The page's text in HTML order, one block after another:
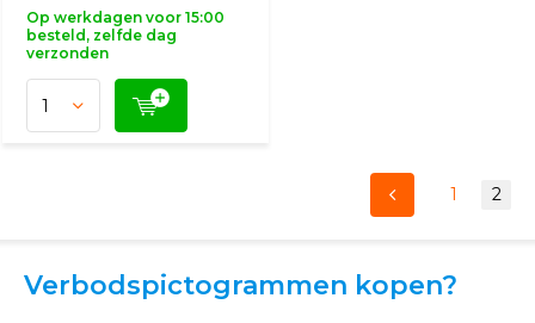
Op werkdagen voor 15:00
besteld, zelfde dag
verzonden
1 2
Verbodspictogrammen kopen?